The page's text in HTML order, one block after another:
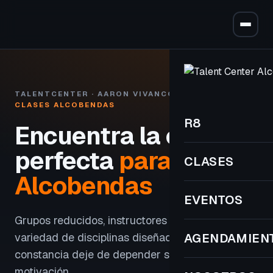
R8
CLASES
EVENTOS
TALENTCENTER · AARON VIVANCOS
CLASES ALCOBENDAS
Encuentra la clase
perfecta para ti en
Alcobendas
Grupos reducidos, instructores con criterio y una
variedad de disciplinas diseñada para que tu
constancia deje de depender solo de la